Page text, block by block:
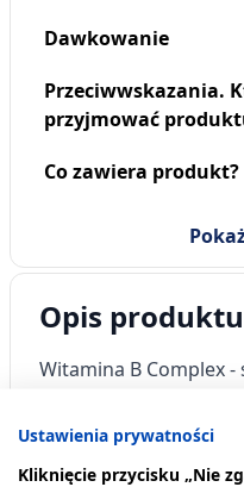
tabletki musujące, 20 szt.
Dawkowanie
Przeciwwskazania.
przyjmować
Co zawiera produkt?
Opis produktu
Witamina B Complex-
Dawkowanie
Ustawienia prywatności
Kliknięcie przycisku „Nie